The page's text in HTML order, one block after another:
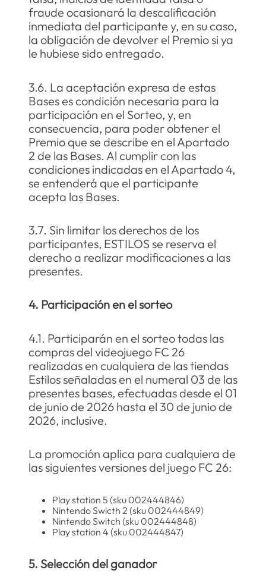
fraude ocasionará la descalificación
inmediata del participante y, en su caso,
la obligación de devolver el Premio si ya
le hubiese sido entregado.
3.6. La aceptación expresa de estas
Bases es condición necesaria para la
participación en el Sorteo, y, en
consecuencia, para poder obtener el
Premio que se describe en el Apartado
2 de las Bases. Al cumplir con las
condiciones indicadas en el Apartado 4,
se entenderá que el participante
acepta las Bases.
3.7. Sin limitar los derechos de los
participantes, ESTILOS se reserva el
derecho a realizar modificaciones a las
presentes.
4. Participación en el sorteo
4.1. Participarán en el sorteo todas las
compras del videojuego FC 26
realizadas en cualquiera de las tiendas
Estilos señaladas en el numeral 03 de las
presentes bases, efectuadas desde el 01
de junio de 2026 hasta el 30 de junio de
2026, inclusive.
La promoción aplica para cualquiera de
las siguientes versiones del juego FC 26:
Play station 5 (sku 002444846)
Nintendo Swicth 2 (sku 002444849)
Nintendo Switch (sku 002444848)
Play station 4 (sku 002444847)
5. Selección del ganador